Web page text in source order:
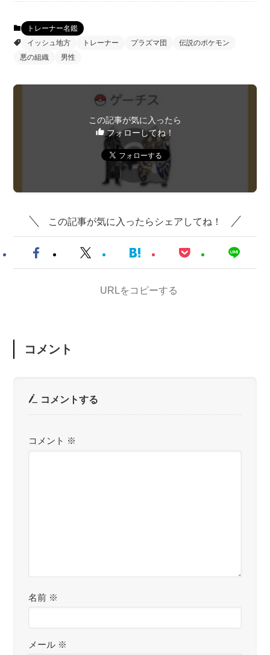
トレーナー名鑑
イッシュ地方
トレーナー プラズマ団
伝説のポケモン
悪の組織
男性
この記事が気に入ったら
フォローしてね！
この記事が気に入ったらシェアしてね！
URLをコピーする
コメント
コメントする
コメント ※
名前 ※
メール ※